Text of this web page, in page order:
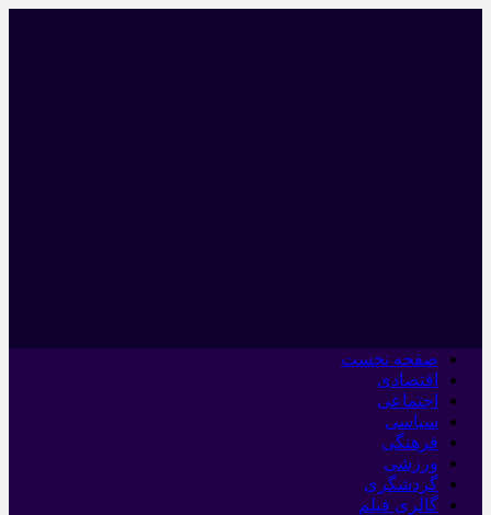
صفحه نخست
اقتصادی
اجتماعی
سیاسی
فرهنگی
ورزشی
گردشگری
گالری فیلم